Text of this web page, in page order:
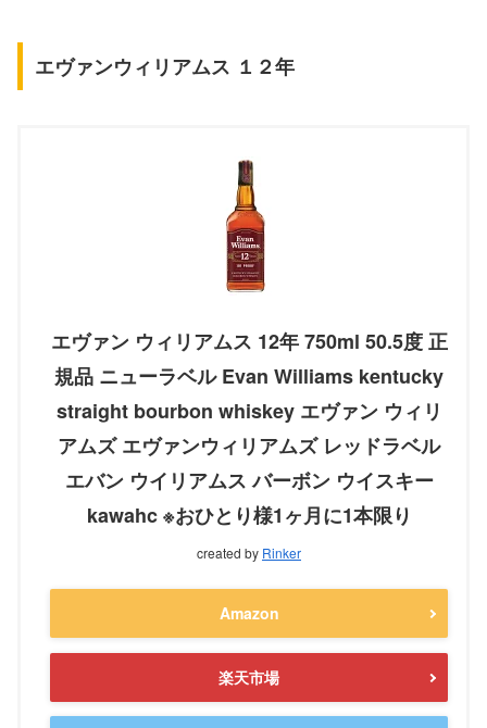
エヴァンウィリアムス １２年
エヴァン ウィリアムス 12年 750ml 50.5度 正
規品 ニューラベル Evan Williams kentucky
straight bourbon whiskey エヴァン ウィリ
アムズ エヴァンウィリアムズ レッドラベル
エバン ウイリアムス バーボン ウイスキー
kawahc ※おひとり様1ヶ月に1本限り
created by Rinker
Amazon
楽天市場